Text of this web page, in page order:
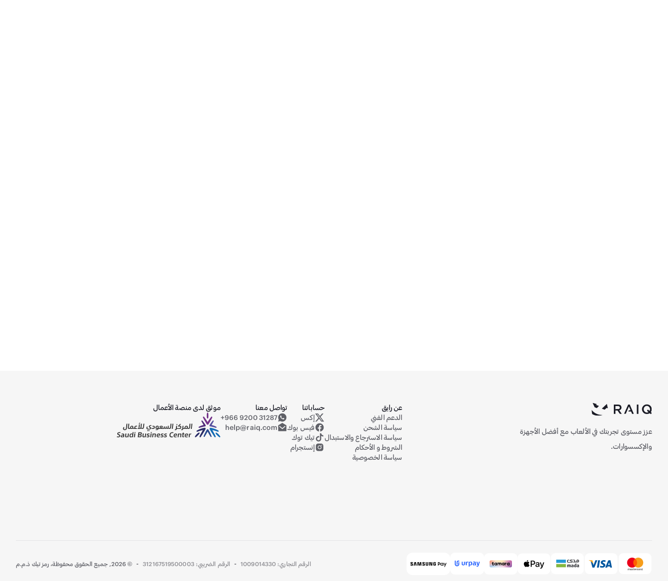
عزز مستوى تجربتك في الألعاب مع أفضل الأجهزة
والإكسسوارات.
عن رايق
الدعم الفني
سياسة الشحن
سياسة الاسترجاع والاستبدال
الشروط و الأحكام
سياسة الخصوصية
حساباتنا
حساب رايق على منصة إكس (تويتر سابقاً)
إكس
فيس بوك
تيك توك
إنستجرام
تواصل معنا
+966 9200 31287
help@raiq.com
موثق لدى منصة الأعمال
©
2026
, جميع الحقوق محفوظة، رمز تيك ذ.م.م - الرقم الضريبي: 312167519500003 - الرقم التجاري: 1009014330